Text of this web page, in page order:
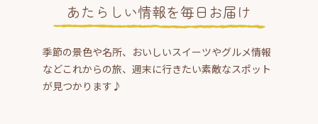
あたらしい情報を毎日お届け
季節の景色や名所、おいしいスイーツやグルメ情報
などこれからの旅、週末に行きたい素敵なスポット
が見つかります♪